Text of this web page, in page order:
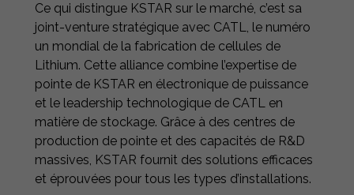
Ce qui distingue KSTAR sur le marché, c’est sa
joint-venture stratégique avec CATL, le numéro
un mondial de la fabrication de cellules de
Lithium. Cette alliance combine l’expertise de
pointe de KSTAR en électronique de puissance
et le leadership technologique de CATL en
matière de stockage. Grâce à des centres de
production de pointe et des capacités de R&D
massives, KSTAR fournit des solutions efficaces
et éprouvées pour tous les types d’installations.